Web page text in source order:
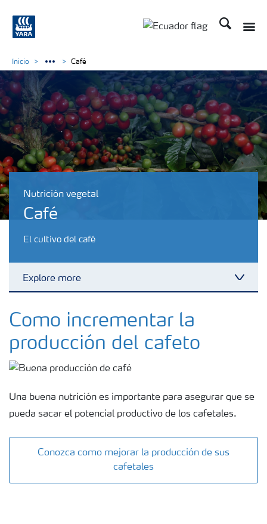
Buscar
Nutrición vegetal
Café
El cultivo del café
Explore more
Fertilizantes
Portafolio de Agricultura Digital
Red de Distribuidores Ecuador
Inicio Café
Como incrementar la
producción del cafeto
Una buena nutrición es importante para asegurar que se
pueda sacar el potencial productivo de los cafetales.
Conozca como mejorar la producción de sus
cafetales